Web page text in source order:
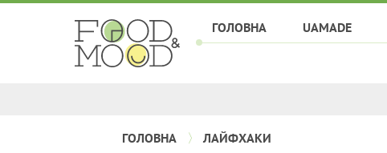
ГОЛОВНА UAMADE
ГОЛОВНА ЛАЙФХАКИ